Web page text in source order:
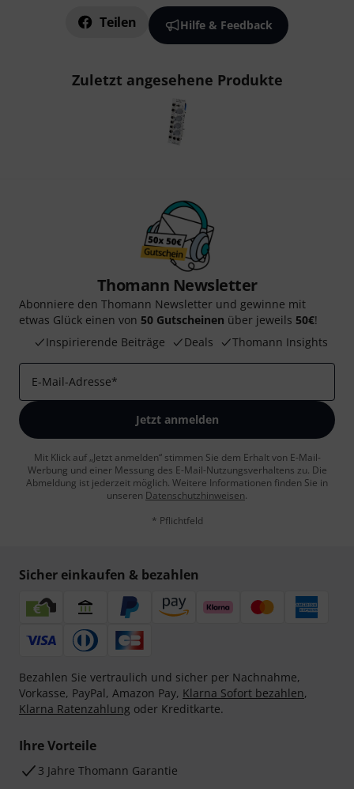
Teilen Hilfe & Feedback
Zuletzt angesehene Produkte
Thomann Newsletter
Abonniere den Thomann Newsletter und gewinne mit
etwas Glück einen von 50 Gutscheinen über jeweils 50€!
Inspirierende Beiträge
Deals Thomann Insights
E-Mail-Adresse*
Jetzt anmelden
Mit Klick auf „Jetzt anmelden“ stimmen Sie dem Erhalt von E-Mail-
Werbung und einer Messung des E-Mail-Nutzungsverhaltens zu. Die
Abmeldung ist jederzeit möglich. Weitere Informationen finden Sie in
unseren Datenschutzhinweisen.
* Pflichtfeld
Sicher einkaufen & bezahlen
Bezahlen Sie vertraulich und sicher per Nachnahme,
Vorkasse, PayPal, Amazon Pay, Klarna Sofort bezahlen,
Klarna Ratenzahlung oder Kreditkarte.
Ihre Vorteile
3 Jahre Thomann Garantie